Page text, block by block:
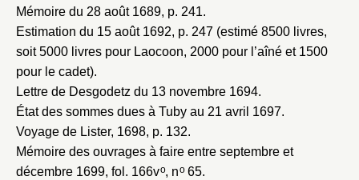
Mémoire du 28 août 1689, p. 241.
Estimation du 15 août 1692, p. 247 (estimé 8500 livres,
soit 5000 livres pour Laocoon, 2000 pour l’aîné et 1500
pour le cadet).
Lettre de Desgodetz du 13 novembre 1694.
État des sommes dues à Tuby au 21 avril 1697.
Voyage de Lister, 1698, p. 132.
Mémoire des ouvrages à faire entre septembre et
décembre 1699, fol. 166vo, no65.